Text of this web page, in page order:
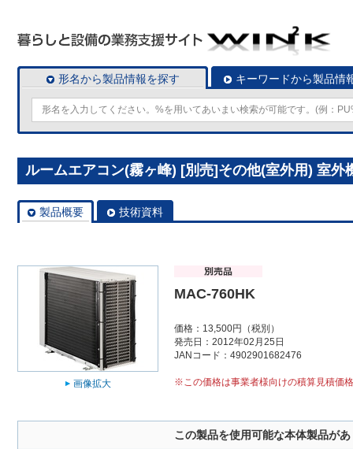
形名から製品情報を探す キーワードから製品情
ルームエアコン(霧ヶ峰) [別売]その他(室外用) 室外
製品概要 技術資料
画像拡大
MAC-760HK
価格：13,500円（税別）
発売日：2012年02月25日
JANコード：4902901682476
※この価格は事業者様向けの積算見積価
この製品を使用可能な本体製品が